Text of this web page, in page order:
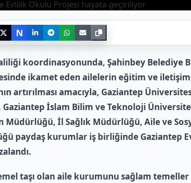
N
koordinasyonunda, Şahinbey Belediye
ikamet eden ailelerin eğitim ve iletişim
artırılması amacıyla, Gaziantep
Gaziantep İslam Bilim ve Teknoloji
Müdürlüğü, İl Sağlık Müdürlüğü, Aile ve
paydaş kurumlar iş birliğinde Gaziantep
taşı olan aile kurumunu sağlam